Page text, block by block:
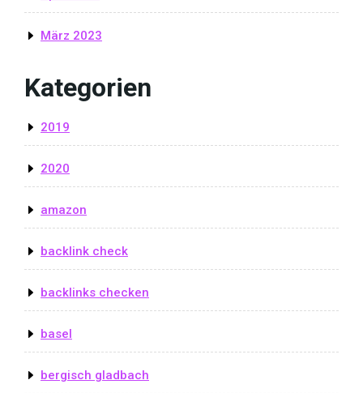
März 2023
Kategorien
2019
2020
amazon
backlink check
backlinks checken
basel
bergisch gladbach